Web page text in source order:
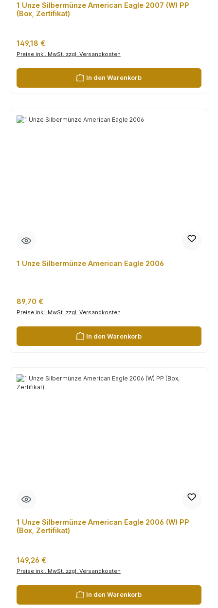
1 Unze Silbermünze American Eagle 2007 (W) PP
(Box, Zertifikat)
Regulärer Preis:
149,18 €
Preise inkl. MwSt. zzgl. Versandkosten
In den Warenkorb
1 Unze Silbermünze American Eagle 2006
Regulärer Preis:
89,70 €
Preise inkl. MwSt. zzgl. Versandkosten
In den Warenkorb
1 Unze Silbermünze American Eagle 2006 (W) PP
(Box, Zertifikat)
Regulärer Preis:
149,26 €
Preise inkl. MwSt. zzgl. Versandkosten
In den Warenkorb